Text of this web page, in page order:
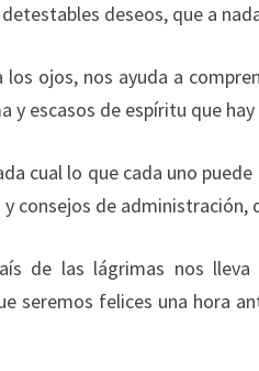
deseos, que a
ojos, nos ayuda a
y escasos de espíritu que
cual lo que cada uno
consejos de administración,
de las lágrimas nos
seremos felices una hora